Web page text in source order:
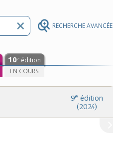
RECHERCHE AVANCÉE
10e édition
EN COURS
9e édition
(2024)